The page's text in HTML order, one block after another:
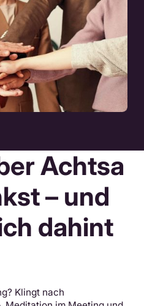
Achtsa
– und
dahint
Klingt nach